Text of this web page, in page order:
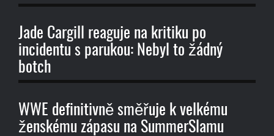
Jade Cargill reaguje na kritiku po
incidentu s parukou: Nebyl to žádný
botch
WWE definitivně směřuje k velkému
ženskému zápasu na SummerSlamu